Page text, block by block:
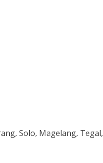
Solo, Magelang, Tegal,